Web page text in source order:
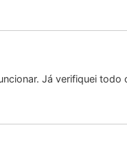
Já verifiquei